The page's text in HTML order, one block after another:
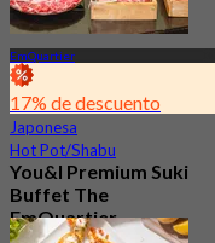
EmQuartier
17% de descuento
Japonesa
Hot Pot/Shabu
You&I Premium Suki
Buffet The
EmQuartier